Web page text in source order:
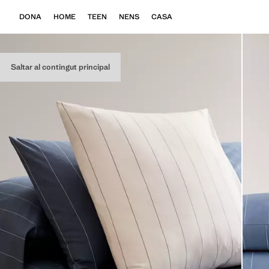
Saltar al contingut principal
DONA HOME TEEN NENS CASA